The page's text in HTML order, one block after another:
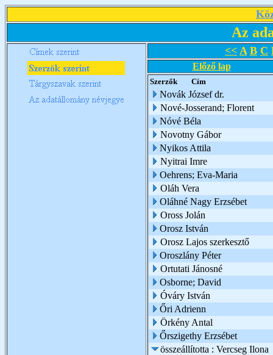
Az
<< A B C
Előző lap
Szerzők Cím
Novák József dr.
Nové-Josserand; Florent
Nóvé Béla
Novotny Gábor
Nyikos Attila
Nyitrai Imre
Oehrens; Eva-Maria
Oláh Vera
Oláhné Nagy Erzsébet
Oross Jolán
Orosz István
Orosz Lajos szerkesztő
Oroszlány Péter
Ortutati Jánosné
Osborne; David
Óváry István
Őri Adrienn
Örkény Antal
Őrszigethy Erzsébet
összeállította : Vercseg Ilona